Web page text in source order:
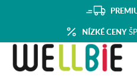
NÍZKÉ CENY